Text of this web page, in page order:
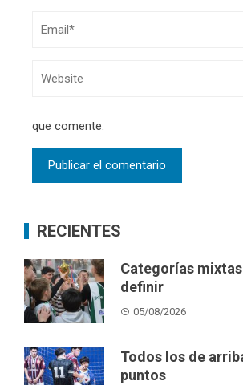
que comente.
RECIENTES
Categorías
definir
05/08/2026
Todos los de
puntos